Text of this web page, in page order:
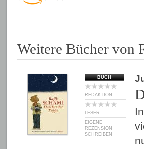
Weitere Bücher von
BUCH
REDAKTION
LESER
EIGENE
REZENSION
SCHREIBEN